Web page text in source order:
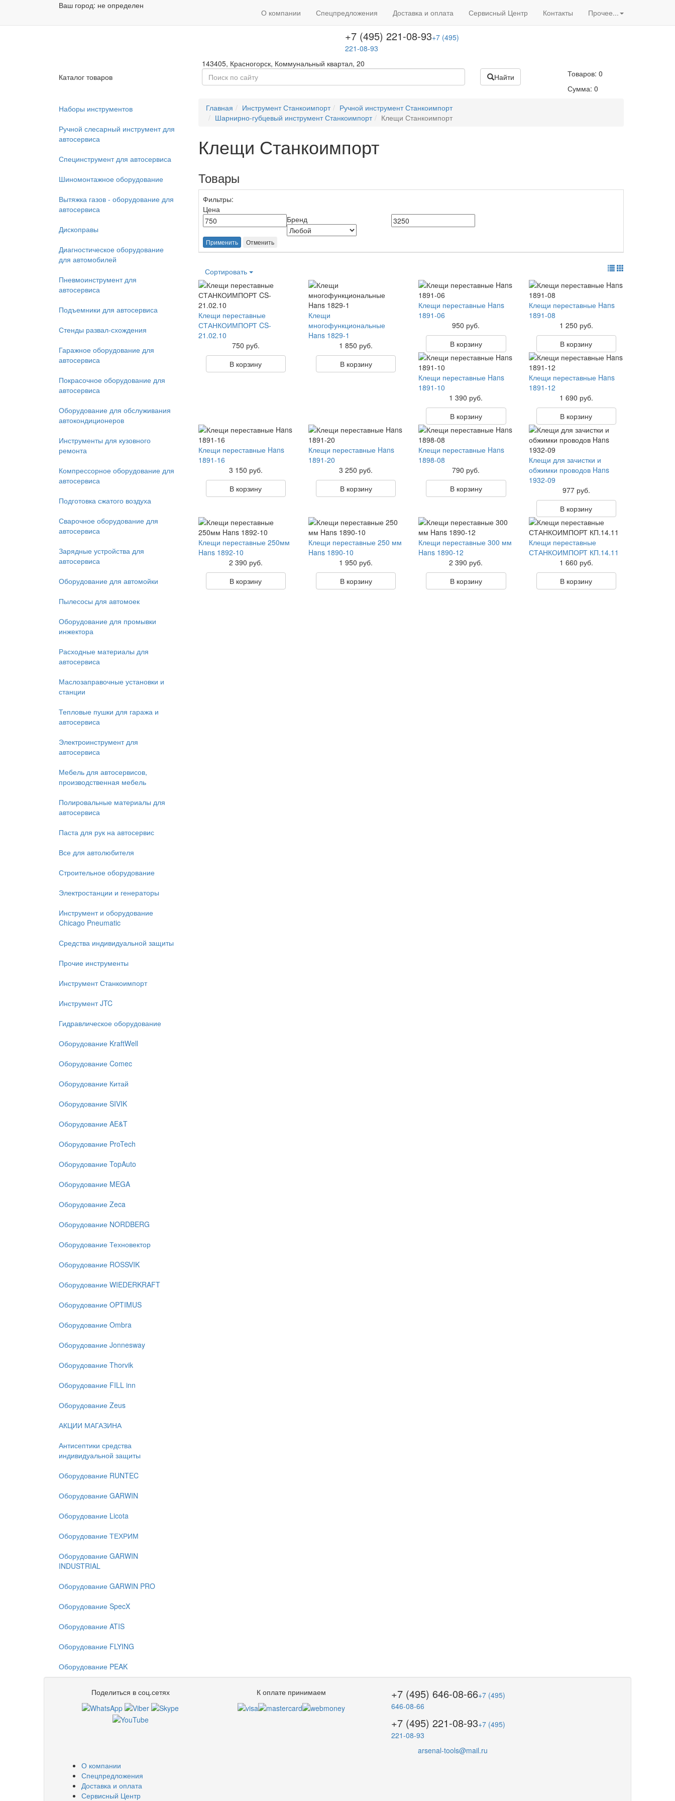
Ваш город: не определен
О компании Спецпредложения Доставка и оплата Сервисный Центр Контакты Прочее...
Пн - Пт с 09:00 до 18:00
+7 (495) 646-08-66
646-08-66
+7 (495) 221-08-93+7 (495)
221-08-93
143405, Красногорск, Коммунальный квартал, 20
Акции нашего магазина
Каталог товаров Найти Товаров:0
Сумма:0
Наборы инструментов
Ручной слесарный инструмент для
автосервиса
Специнструмент для автосервиса
Шиномонтажное оборудование
Вытяжка газов - оборудование для
автосервиса
Дископравы
Диагностическое оборудование
для автомобилей
Пневмоинструмент для
автосервиса
Подъемники для автосервиса
Стенды развал-схождения
Гаражное оборудование для
автосервиса
Покрасочное оборудование для
автосервиса
Оборудование для обслуживания
автокондиционеров
Инструменты для кузовного
ремонта
Компрессорное оборудование для
автосервиса
Подготовка сжатого воздуха
Сварочное оборудование для
автосервиса
Зарядные устройства для
автосервиса
Оборудование для автомойки
Пылесосы для автомоек
Оборудование для промывки
инжектора
Расходные материалы для
автосервиса
Маслозаправочные установки и
станции
Тепловые пушки для гаража и
автосервиса
Электроинструмент для
автосервиса
Мебель для автосервисов,
производственная мебель
Полировальные материалы для
автосервиса
Паста для рук на автосервис
Все для автолюбителя
Строительное оборудование
Электростанции и генераторы
Инструмент и оборудование
Chicago Pneumatic
Средства индивидуальной защиты
Прочие инструменты
Инструмент Станкоимпорт
Инструмент JTC
Гидравлическое оборудование
Оборудование KraftWell
Оборудование Comec
Оборудование Китай
Оборудование SIVIK
Оборудование AE&T
Оборудование ProTech
Оборудование TopAuto
Оборудование MEGA
Оборудование Zeca
Оборудование NORDBERG
Оборудование Техновектор
Оборудование ROSSVIK
Оборудование WIEDERKRAFT
Оборудование OPTIMUS
Оборудование Ombra
Оборудование Jonnesway
Оборудование Thorvik
Оборудование FILL inn
Оборудование Zeus
АКЦИИ МАГАЗИНА
Антисептики средства
индивидуальной защиты
Оборудование RUNTEC
Оборудование GARWIN
Оборудование Licota
Оборудование ТЕХРИМ
Оборудование GARWIN
INDUSTRIAL
Оборудование GARWIN PRO
Оборудование SpecX
Оборудование ATIS
Оборудование FLYING
Оборудование PEAK
Главная Инструмент Станкоимпорт
Ручной инструмент Станкоимпорт
Шарнирно-губцевый инструмент Станкоимпорт
Клещи Станкоимпорт
Клещи Станкоимпорт
Товары
Фильтры:
Цена
Бренд
Применить Отменить
Сортировать
Клещи переставные
СТАНКОИМПОРТ CS-
21.02.10
750 руб.
В корзину
Клещи
многофункциональные
Hans 1829-1
1 850 руб.
В корзину
Клещи переставные Hans
1891-06
950 руб.
В корзину
Клещи переставные Hans
1891-08
1 250 руб.
В корзину
Клещи переставные Hans
1891-10
1 390 руб.
В корзину
Клещи переставные Hans
1891-12
1 690 руб.
В корзину
Клещи переставные Hans
1891-16
3 150 руб.
В корзину
Клещи переставные Hans
1891-20
3 250 руб.
В корзину
Клещи переставные Hans
1898-08
790 руб.
В корзину
Клещи для зачистки и
обжимки проводов Hans
1932-09
977 руб.
В корзину
Клещи переставные 250мм
Hans 1892-10
2 390 руб.
В корзину
Клещи переставные 250 мм
Hans 1890-10
1 950 руб.
В корзину
Клещи переставные 300 мм
Hans 1890-12
2 390 руб.
В корзину
Клещи переставные
СТАНКОИМПОРТ КП.14.11
1 660 руб.
В корзину
Поделиться в соц.сетях К оплате принимаем +7 (495) 646-08-66+7 (495)
646-08-66
+7 (495) 221-08-93+7 (495)
221-08-93
arsenal-tools@mail.ru
О компании
Спецпредложения
Доставка и оплата
Сервисный Центр